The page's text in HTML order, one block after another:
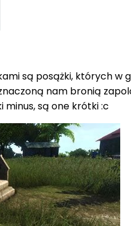
są posążki, których
nam bronią
minus, są one krótki :c